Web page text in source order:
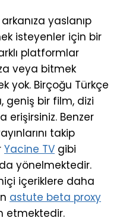
yaslanıp
isteyenler için bir
platformlar
veya bitmek
yok. Birçoğu Türkçe
geniş bir film, dizi
erişirsiniz. Benzer
takip
Yacine TV gibi
yönelmektedir.
içeriklere daha
astute beta proxy
etmektedir.